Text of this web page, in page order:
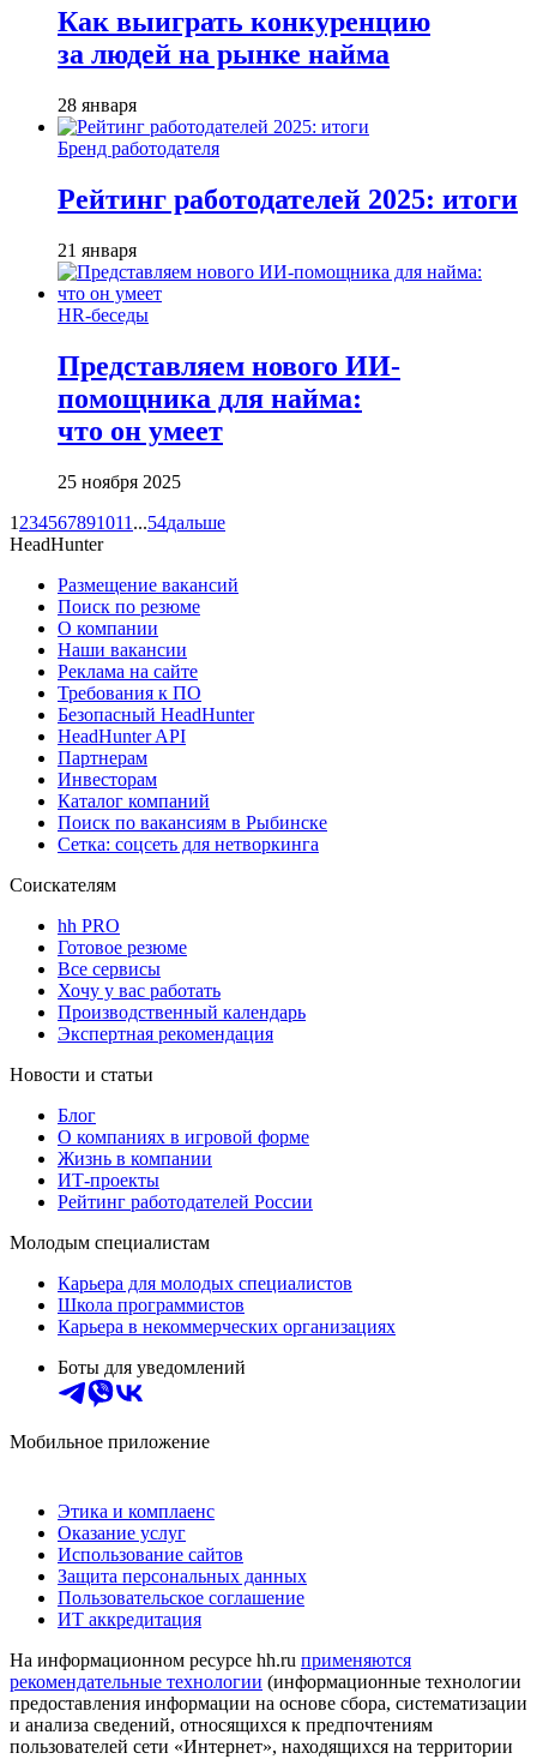
Как выиграть конкуренцию
за людей на рынке найма
28 января
Бренд работодателя
Рейтинг работодателей 2025: итоги
21 января
HR-беседы
Представляем нового ИИ-
помощника для найма:
что он умеет
25 ноября 2025
1 234567891011 ...54дальше
HeadHunter
Размещение вакансий
Поиск по резюме
О компании
Наши вакансии
Реклама на сайте
Требования к ПО
Безопасный HeadHunter
HeadHunter API
Партнерам
Инвесторам
Каталог компаний
Поиск по вакансиям в Рыбинске
Сетка: соцсеть для нетворкинга
Соискателям
hh PRO
Готовое резюме
Все сервисы
Хочу у вас работать
Производственный календарь
Экспертная рекомендация
Новости и статьи
Блог
О компаниях в игровой форме
Жизнь в компании
ИТ-проекты
Рейтинг работодателей России
Молодым специалистам
Карьера для молодых специалистов
Школа программистов
Карьера в некоммерческих организациях
Боты для уведомлений
Мобильное приложение
Этика и комплаенс
Оказание услуг
Использование сайтов
Защита персональных данных
Пользовательское соглашение
ИТ аккредитация
На информационном ресурсе hh.ru применяются
рекомендательные технологии (информационные технологии
предоставления информации на основе сбора, систематизации
и анализа сведений, относящихся к предпочтениям
пользователей сети «Интернет», находящихся на территории